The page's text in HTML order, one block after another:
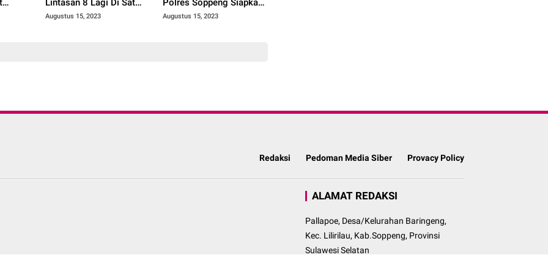
Lintasan 8 Lagi Di Sat
Lantas Polres Soppeng
Augustus 15, 2023
Polres Soppeng Siapkan
Layanan Pengawalan
Augustus 15, 2023
Redaksi Pedoman Media Siber Provacy Policy
ALAMAT REDAKSI
Pallapoe, Desa/Kelurahan Baringeng,
Kec. Lilirilau, Kab.Soppeng, Provinsi
Sulawesi Selatan